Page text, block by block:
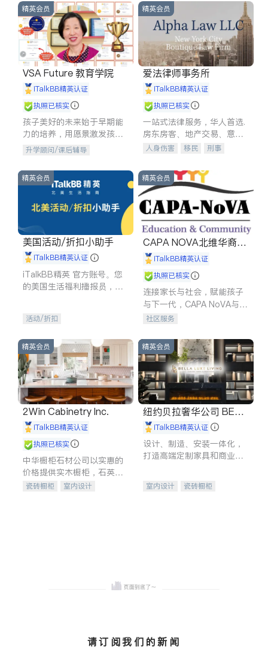
商铺租售
开发商建商
精英会员
VSA Future 教育学院
iTalkBB精英认证
执照已核实
孩子美好的未来始于早期能
力的培养，用愿景激发孩子
的学习潜力和动力。理念：
拥有成长型心态是成功的基
石。
升学顾问/课后辅导
精英会员
爱法律师事务所
iTalkBB精英认证
执照已核实
一站式法律服务，华人首选.
房东房客、地产交易、意外
伤害、车祸重伤、商业诉
建筑合同、刑事案件全包办
人身伤害 移民
刑事
信托/遗嘱
商业
索赔
律师-其它 保释
精英会员
美国活动/折扣小助手
iTalkBB精英认证
iTalkBB精英 官方账号。您
的美国生活福利播报员，精
专属福利。
活动/折扣
精英会员
CAPA NOVA北维华裔家
长会iTalkBB精英认证
执照已核实
连接家长与社会，赋能孩子
与下一代，CAPA NoVA与您
携手建设包容、公平、充满
社区服务
精英会员
2Win Cabinetry Inc.
iTalkBB精英认证
执照已核实
中华橱柜石材公司以实惠的
价格提供实木橱柜，石英石
台面，多种优质不锈钢水
瓷砖橱柜
室内设计
精英会员
纽约贝拉奢华公司 BELL
A LUXE
iTalkBB精英认证
设计、制造、安装一体化，
打造高端定制家具和商业空
室内设计
瓷砖橱柜
请订阅我们的新闻